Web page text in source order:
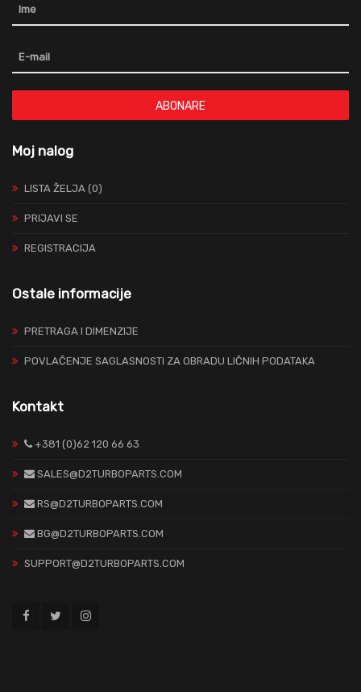
ABONARE
Moj nalog
LISTA ŽELJA (0)
PRIJAVI SE
REGISTRACIJA
Ostale informacije
PRETRAGA I DIMENZIJE
POVLAČENJE SAGLASNOSTI ZA OBRADU LIČNIH PODATAKA
Kontakt
+381 (0)62 120 66 63
SALES@D2TURBOPARTS.COM
RS@D2TURBOPARTS.COM
BG@D2TURBOPARTS.COM
SUPPORT@D2TURBOPARTS.COM